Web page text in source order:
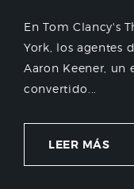
En Tom Clancy's
York, los agentes
Aaron Keener, un
convertido...
LEER MÁS